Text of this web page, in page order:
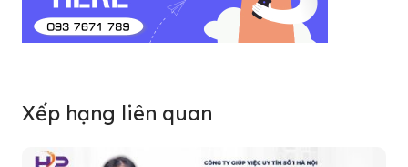
Xếp hạng liên quan